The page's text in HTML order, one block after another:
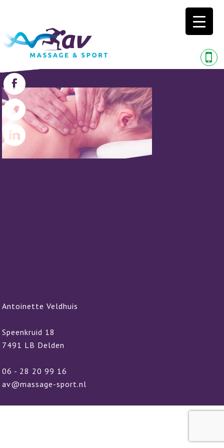
Antoinette Veldhuis
Speenkruid 18
7491 LB Delden
06 - 28 20 99 16
av@massage-sport.nl